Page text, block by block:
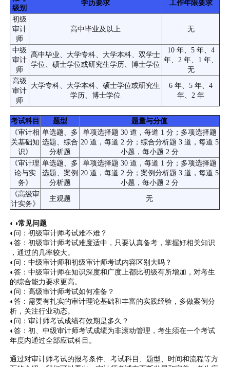
级别
学历要求
工作年限要求
初级
审计
师
高中毕业及以上 无
中级
审计
师
高中毕业、大学专科、大学本科、双学士
学位、硕士学位或研究生学历、博士学位
10 年、5 年、4
年、2 年、1 年、
无
高级
审计
师
大学专科、大学本科、硕士学位或研究生
学历、博士学位
6 年、5 年、4
年、2 年
考试科目 题型
题量与分值
《审计相
关基础知
识》
单选题、多
选题、综合
分析题
单项选择题 30 道，每道 1 分；多项选择题
20 道，每道 2 分；综合分析题 3 道，每道 5
小题，每小题 2 分
《审计理
论与实
务》
单选题、多
选题、案例
分析题
单项选择题 30 道，每道 1 分；多项选择题
20 道，每道 2 分；案例分析题 3 道，每道 5
小题，每小题 2 分
《高级审
计实务》
主观题 无
◐◑常见问题
◐问：初级审计师考试难不难？
◐答：初级审计师考试难度适中，只要认真备考，掌握好相关知识
，通过的几率较大。
◐问：中级审计师和初级审计师考试内容区别大吗？
◐答：中级审计师在知识深度和广度上都比初级有所增加，对考生
的综合能力要求更高。
◐问：高级审计师考试如何准备？
◐答：需要有扎实的审计理论基础和丰富的实践经验，多做案例分
析，关注行业动态。
◐问：审计师考试成绩有效期是多久？
◐答：初、中级审计师考试成绩为非滚动管理，考生须在一个考试
年度内通过全部应试科目。
通过对审计师考试的报考条件、考试科目、题型、时间和流程等方